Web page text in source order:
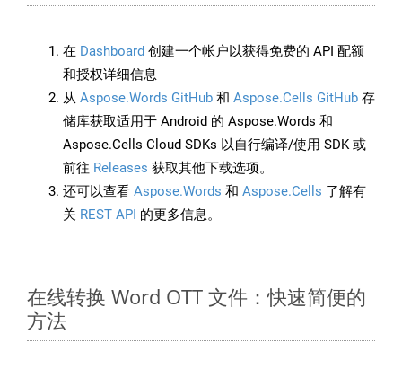
在 Dashboard 创建一个帐户以获得免费的 API 配额
和授权详细信息
从 Aspose.Words GitHub 和 Aspose.Cells GitHub 存
储库获取适用于 Android 的 Aspose.Words 和
Aspose.Cells Cloud SDKs 以自行编译/使用 SDK 或
前往 Releases 获取其他下载选项。
还可以查看 Aspose.Words 和 Aspose.Cells 了解有
关 REST API 的更多信息。
在线转换 Word OTT 文件：快速简便的
方法